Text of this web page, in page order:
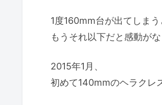
1度160mm台が出てしまう
もうそれ以下だと感動が
2015年1月、
初めて140mmのヘラクレ